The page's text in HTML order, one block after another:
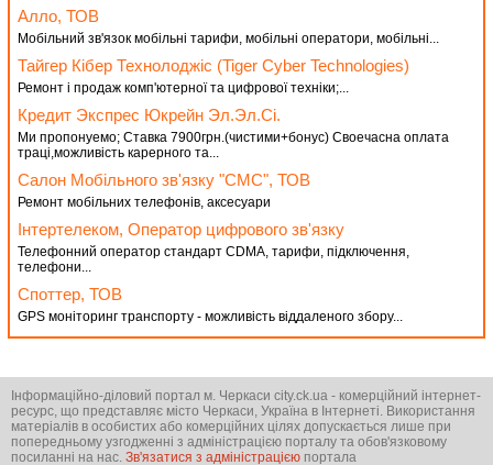
Алло, ТОВ
Мобільний зв'язок мобільні тарифи, мобільні оператори, мобільні...
Тайгер Кібер Технолоджіс (Tiger Cyber Technologies)
Ремонт і продаж комп'ютерної та цифрової техніки;...
Кредит Экспрес Юкрейн Эл.Эл.Сi.
Ми пропонуемо; Ставка 7900грн.(чистими+бонус) Своечасна оплата
трацi,можливiсть карерного та...
Салон Мобільного зв'язку "СМС", ТОВ
Ремонт мобільних телефонів, аксесуари
Інтертелеком, Оператор цифрового зв'язку
Телефонний оператор стандарт CDMA, тарифи, підключення,
телефони...
Споттер, ТОВ
GPS моніторинг транспорту - можливість віддаленого збору...
Інформаційно-діловий портал м. Черкаси city.ck.ua - комерційний інтернет-
ресурс, що представляє місто Черкаси, Україна в Інтернеті. Використання
матеріалів в особистих або комерційних цілях допускається лише при
попередньому узгодженні з адміністрацією порталу та обов'язковому
посиланні на нас. Зв'язатися з адміністрацією портала